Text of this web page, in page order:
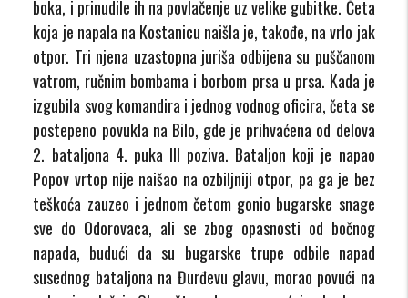
boka, i prinudile ih na povlačenje uz velike gubitke. Četa
koja je napala na Kostanicu naišla je, takođe, na vrlo jak
otpor. Tri njena uzastopna juriša odbijena su puščanom
vatrom, ručnim bombama i borbom prsa u prsa. Kada je
izgubila svog komandira i jednog vodnog oficira, četa se
postepeno povukla na Bilo, gde je prihvaćena od delova
2. bataljona 4. puka III poziva. Bataljon koji je napao
Popov vrtop nije naišao na ozbiljniji otpor, pa ga je bez
teškoća zauzeo i jednom četom gonio bugarske snage
sve do Odorovaca, ali se zbog opasnosti od bočnog
napada, budući da su bugarske trupe odbile napad
susednog bataljona na Đurđevu glavu, morao povući na